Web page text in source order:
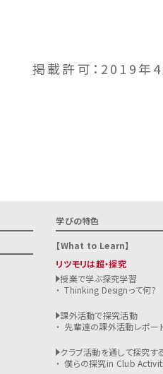
掲載許可：2019年
学びの特色
What to Learn
リツモリは超・探究
授業で学ぶ探究学習
Thinking Designって何?
課外活動で探究活動
先輩達の課外活動レポー
クラブ活動を通して探究す
僕らの探究in Club